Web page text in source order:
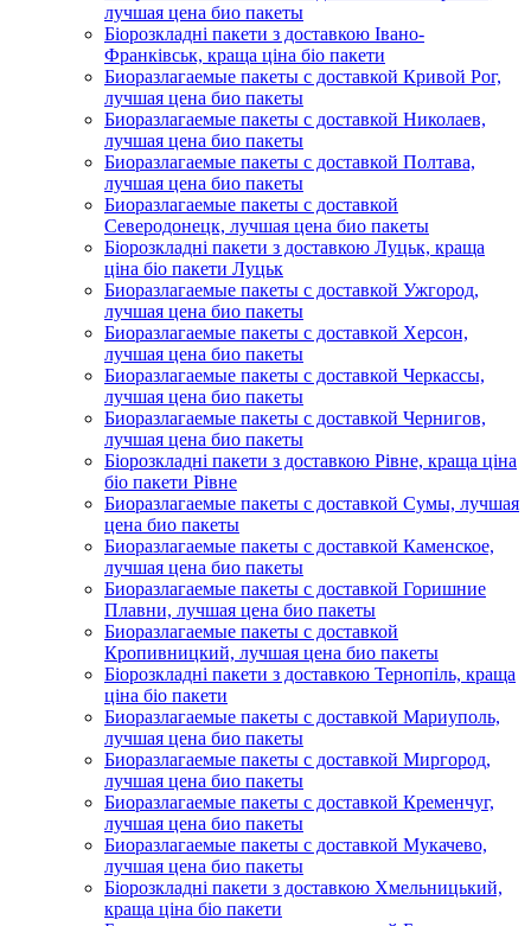
лучшая цена био пакеты
Біорозкладні пакети з доставкою Івано-
Франківськ, краща ціна біо пакети
Биоразлагаемые пакеты с доставкой Кривой Рог,
лучшая цена био пакеты
Биоразлагаемые пакеты с доставкой Николаев,
лучшая цена био пакеты
Биоразлагаемые пакеты с доставкой Полтава,
лучшая цена био пакеты
Биоразлагаемые пакеты с доставкой
Северодонецк, лучшая цена био пакеты
Біорозкладні пакети з доставкою Луцьк, краща
ціна біо пакети Луцьк
Биоразлагаемые пакеты с доставкой Ужгород,
лучшая цена био пакеты
Биоразлагаемые пакеты с доставкой Херсон,
лучшая цена био пакеты
Биоразлагаемые пакеты с доставкой Черкассы,
лучшая цена био пакеты
Биоразлагаемые пакеты с доставкой Чернигов,
лучшая цена био пакеты
Біорозкладні пакети з доставкою Рівне, краща ціна
біо пакети Рівне
Биоразлагаемые пакеты с доставкой Сумы, лучшая
цена био пакеты
Биоразлагаемые пакеты с доставкой Каменское,
лучшая цена био пакеты
Биоразлагаемые пакеты с доставкой Горишние
Плавни, лучшая цена био пакеты
Биоразлагаемые пакеты с доставкой
Кропивницкий, лучшая цена био пакеты
Біорозкладні пакети з доставкою Тернопіль, краща
ціна біо пакети
Биоразлагаемые пакеты с доставкой Мариуполь,
лучшая цена био пакеты
Биоразлагаемые пакеты с доставкой Миргород,
лучшая цена био пакеты
Биоразлагаемые пакеты с доставкой Кременчуг,
лучшая цена био пакеты
Биоразлагаемые пакеты с доставкой Мукачево,
лучшая цена био пакеты
Біорозкладні пакети з доставкою Хмельницький,
краща ціна біо пакети